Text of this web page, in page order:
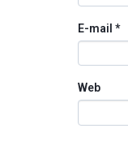
E-mail *
Web